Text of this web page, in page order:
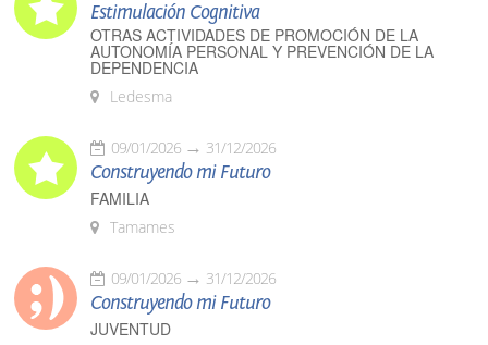
Estimulación Cognitiva
OTRAS ACTIVIDADES DE PROMOCIÓN DE LA
AUTONOMÍA PERSONAL Y PREVENCIÓN DE LA
DEPENDENCIA
Ledesma
09/01/2026 31/12/2026
Construyendo mi Futuro
FAMILIA
Tamames
09/01/2026 31/12/2026
Construyendo mi Futuro
JUVENTUD